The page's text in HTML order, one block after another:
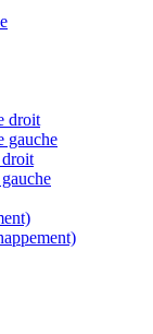
droit
gauche
droit